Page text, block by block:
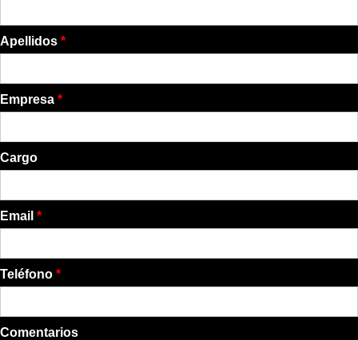
Apellidos *
Empresa *
Cargo
Email *
Teléfono *
Comentarios